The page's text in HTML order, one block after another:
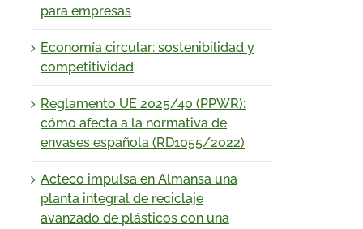
para empresas
Economía circular: sostenibilidad y
competitividad
Reglamento UE 2025/40 (PPWR):
cómo afecta a la normativa de
envases española (RD1055/2022)
Acteco impulsa en Almansa una
planta integral de reciclaje
avanzado de plásticos con una